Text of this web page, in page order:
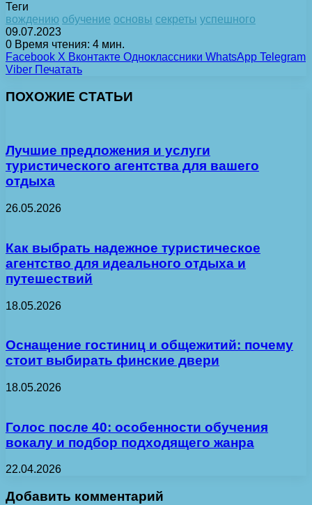
Теги
вождению обучение основы секреты успешного
09.07.2023
0 Время чтения: 4 мин.
Facebook X Вконтакте Одноклассники WhatsApp Telegram
Viber Печатать
ПОХОЖИЕ СТАТЬИ
Лучшие предложения и услуги
туристического агентства для вашего
отдыха
26.05.2026
Как выбрать надежное туристическое
агентство для идеального отдыха и
путешествий
18.05.2026
Оснащение гостиниц и общежитий: почему
стоит выбирать финские двери
18.05.2026
Голос после 40: особенности обучения
вокалу и подбор подходящего жанра
22.04.2026
Добавить комментарий